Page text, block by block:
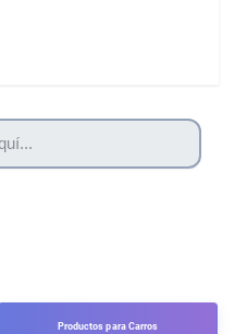
Productos para Carros